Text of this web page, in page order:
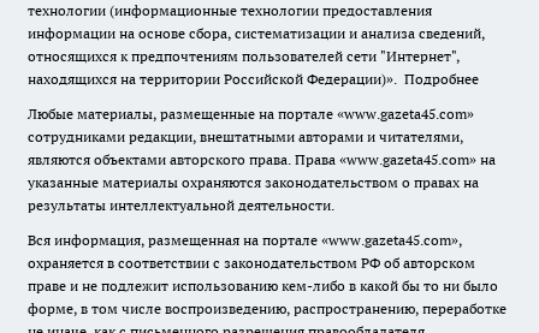
технологии (информационные технологии предоставления
информации на основе сбора, систематизации и анализа сведений,
относящихся к предпочтениям пользователей сети "Интернет",
находящихся на территории Российской Федерации)». Подробнее
Любые материалы, размещенные на портале «www.gazeta45.com»
сотрудниками редакции, внештатными авторами и читателями,
являются объектами авторского права. Права «www.gazeta45.com» на
указанные материалы охраняются законодательством о правах на
результаты интеллектуальной деятельности.
Вся информация, размещенная на портале «www.gazeta45.com»,
охраняется в соответствии с законодательством РФ об авторском
праве и не подлежит использованию кем-либо в какой бы то ни было
форме, в том числе воспроизведению, распространению, переработке